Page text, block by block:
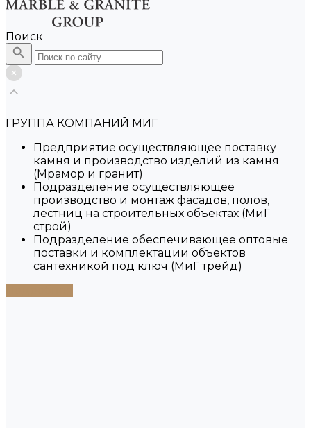
Поиск
ГРУППА КОМПАНИЙ МИГ
Предприятие осуществляющее поставку
камня и производство изделий из камня
(Мрамор и гранит)
Подразделение осуществляющее
производство и монтаж фасадов, полов,
лестниц на строительных объектах (МиГ
строй)
Подразделение обеспечивающее оптовые
поставки и комплектации объектов
сантехникой под ключ (МиГ трейд)